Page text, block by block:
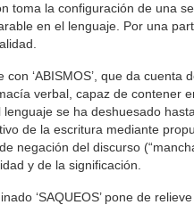
toma la configuración de una
en el lenguaje. Por una
‘ABISMOS’, que da
verbal, capaz de contener
se ha deshuesado
de la escritura mediante
negación del discurso
y de la significación.
‘SAQUEOS’ pone de